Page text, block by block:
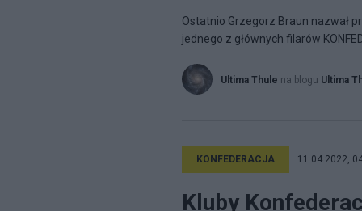
Ostatnio Grzegorz Braun nazwał
jednego z głównych filarów
Ultima Thule na blogu Ultima
KONFEDERACJA 11.04.2022,
Kluby